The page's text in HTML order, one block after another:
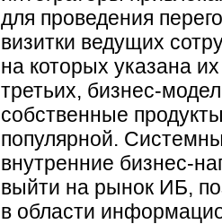
для проведения
визитки ведущих
на которых указана
третьих, бизнес-
собственные
популярной.
внутренние бизнес-
выйти на рынок ИБ,
в области